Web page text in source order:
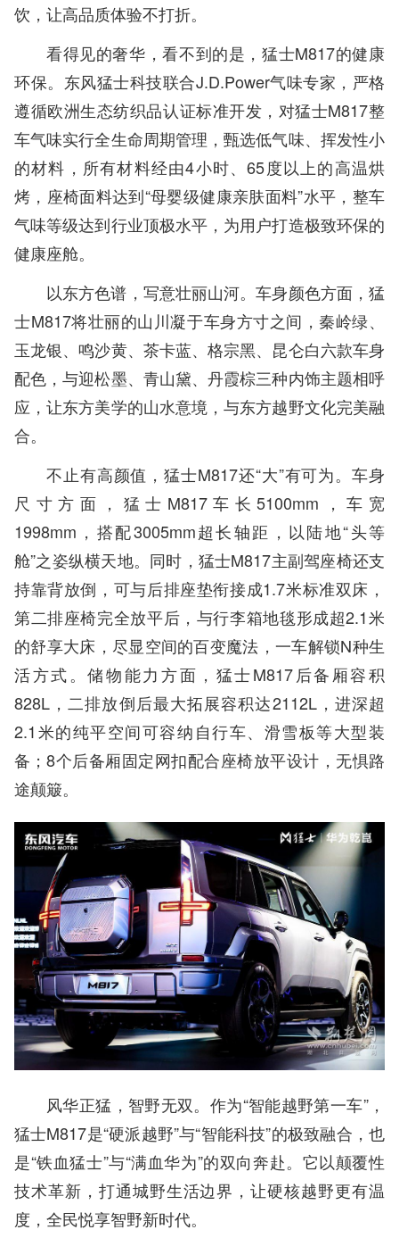
饮，让高品质体验不打折。
看得见的奢华，看不到的是，猛士M817的健康
环保。东风猛士科技联合J.D.Power气味专家，严格
遵循欧洲生态纺织品认证标准开发，对猛士M817整
车气味实行全生命周期管理，甄选低气味、挥发性小
的材料，所有材料经由4小时、65度以上的高温烘
烤，座椅面料达到“母婴级健康亲肤面料”水平，整车
气味等级达到行业顶极水平，为用户打造极致环保的
健康座舱。
以东方色谱，写意壮丽山河。车身颜色方面，猛
士M817将壮丽的山川凝于车身方寸之间，秦岭绿、
玉龙银、鸣沙黄、茶卡蓝、格宗黑、昆仑白六款车身
配色，与迎松墨、青山黛、丹霞棕三种内饰主题相呼
应，让东方美学的山水意境，与东方越野文化完美融
合。
不止有高颜值，猛士M817还“大”有可为。车身
尺寸方面，猛士M817车长5100mm，车宽
1998mm，搭配3005mm超长轴距，以陆地“头等
舱”之姿纵横天地。同时，猛士M817主副驾座椅还支
持靠背放倒，可与后排座垫衔接成1.7米标准双床，
第二排座椅完全放平后，与行李箱地毯形成超2.1米
的舒享大床，尽显空间的百变魔法，一车解锁N种生
活方式。储物能力方面，猛士M817后备厢容积
828L，二排放倒后最大拓展容积达2112L，进深超
2.1米的纯平空间可容纳自行车、滑雪板等大型装
备；8个后备厢固定网扣配合座椅放平设计，无惧路
途颠簸。
风华正猛，智野无双。作为“智能越野第一车”，
猛士M817是“硬派越野”与“智能科技”的极致融合，也
是“铁血猛士”与“满血华为”的双向奔赴。它以颠覆性
技术革新，打通城野生活边界，让硬核越野更有温
度，全民悦享智野新时代。